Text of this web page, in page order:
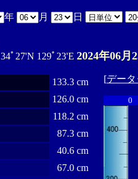
年 月 日
34ﾟ27'N 129ﾟ23'E 2024年06月
133.3 cm
126.0 cm
118.2 cm
87.3 cm
40.6 cm
67.0 cm
[デー
0